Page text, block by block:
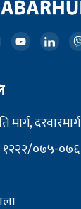
दरवारमार्ग
१२२२/०७५-०७६